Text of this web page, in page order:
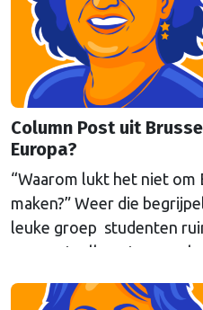
Column Post uit
Europa?
“Waarom lukt het niet
maken?” Weer die
leuke groep studenten
een gastcollege ter
van onze columnist